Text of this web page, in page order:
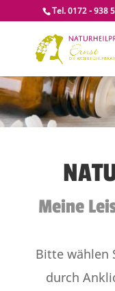
Tel. 0172 - 938
Meine
Bitte wählen
durch